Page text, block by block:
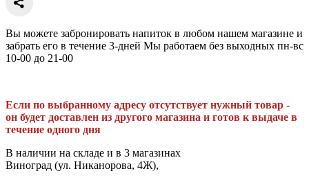
Вы можете забронировать напиток в любом нашем магазине и
забрать его в течение 3-дней Мы работаем без выходных пн-вс
10-00 до 21-00
Если по выбранному адресу отсутствует нужный товар -
он будет доставлен из другого магазина и готов к выдаче в
течение одного дня
В наличии на складе и в 3 магазинах
Виноград (ул. Никанорова, 4Ж),